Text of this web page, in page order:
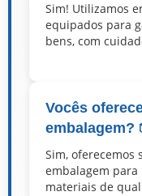
Sim! Utilizamos
equipados para
bens, com
Vocês
embalagem?
Sim, oferecemos
embalagem para
materiais de